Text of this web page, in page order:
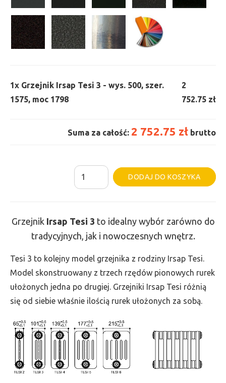
1x Grzejnik Irsap Tesi 3 - wys. 500, szer.
1575, moc 1798
2
752.75 zł
Suma za całość: 2 752.75 zł brutto
ilość
Grzejnik
-
wys.
500,
szer.
1575,
1798
DODAJ DO KOSZYKA
Grzejnik Irsap Tesi 3 to idealny wybór zarówno do
tradycyjnych, jak i nowoczesnych wnętrz.
Tesi 3 to kolejny model grzejnika z rodziny Irsap Tesi.
Model skonstruowany z trzech rzędów pionowych rurek
ułożonych jedna po drugiej. Grzejniki Irsap Tesi różnią
się od siebie właśnie ilością rurek ułożonych za sobą.